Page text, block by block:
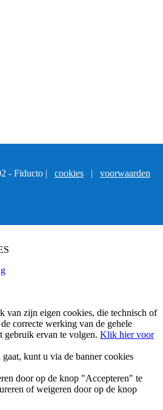
- Fiducto | cookies| voorwaarden
van zijn eigen cookies, die technisch of
correcte werking van de gehele
gebruik ervan te volgen. Klik hier voor
kunt u via de banner cookies
door op de knop "Accepteren" te
of weigeren door op de knop